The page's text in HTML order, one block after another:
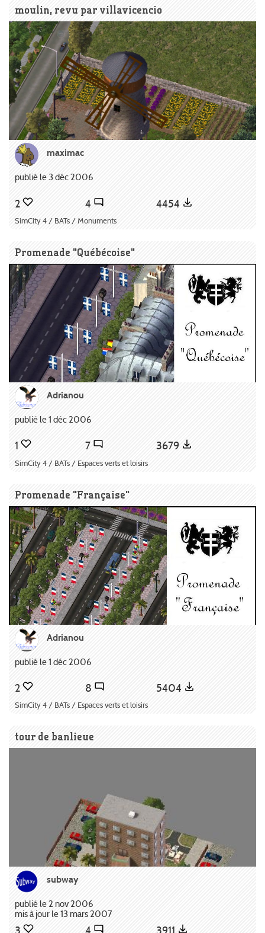
moulin, revu par villavicencio
maximac
publié le 3 déc 2006
2 4 4454
SimCity 4 / BATs / Monuments
Promenade "Québécoise"
Adrianou
publié le 1 déc 2006
1 7 3679
SimCity 4 / BATs / Espaces verts et loisirs
Promenade "Française"
Adrianou
publié le 1 déc 2006
2 8 5404
SimCity 4 / BATs / Espaces verts et loisirs
tour de banlieue
subway
publié le 2 nov 2006
mis à jour le 13 mars 2007
3 4 3911